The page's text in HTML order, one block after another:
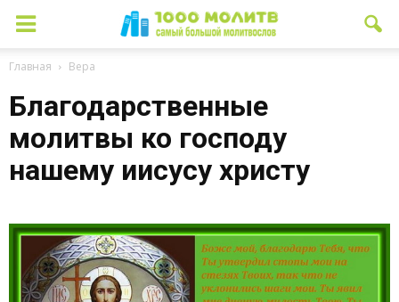
Главная Вера
Благодарственные
молитвы ко господу
нашему иисусу христу